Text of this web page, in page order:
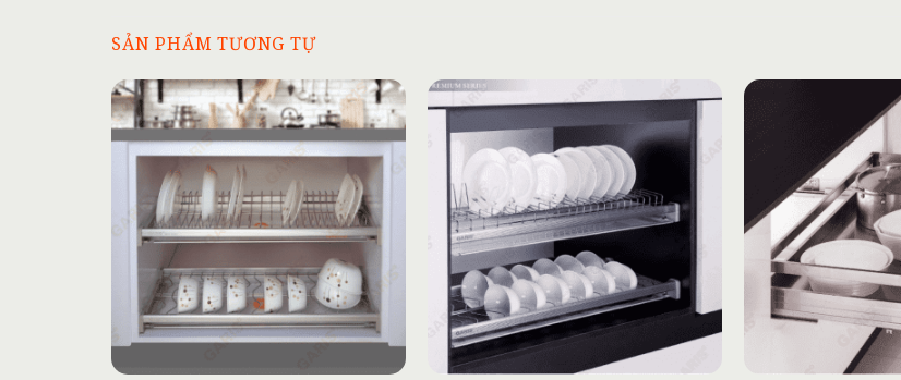
SẢN PHẨM TƯƠNG TỰ
Add to
wishlist
wishlist